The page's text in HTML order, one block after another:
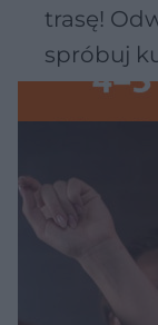
trasę!
spróbuj
Wawelu